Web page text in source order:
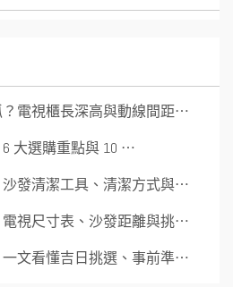
電視櫃長深高與動線間距⋯
6 大選購重點與 10 ⋯
發清潔工具、清潔方式與⋯
視尺寸表、沙發距離與挑⋯
一文看懂吉日挑選、事前準⋯